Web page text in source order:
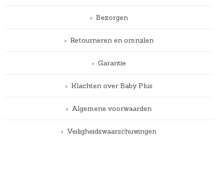
Bezorgen
Retourneren en omruilen
Garantie
Klachten over Baby Plus
Algemene voorwaarden
Veiligheidswaarschuwingen